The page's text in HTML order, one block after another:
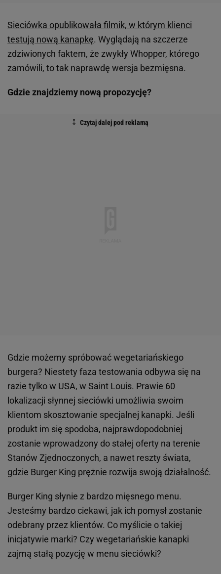
Sieciówka opublikowała filmik, w którym klienci
testują nową kanapkę. Wyglądają na szczerze
zdziwionych faktem, że zwykły Whopper, którego
zamówili, to tak naprawdę wersja bezmięsna.
Gdzie znajdziemy nową propozycję?
Gdzie możemy spróbować wegetariańskiego
burgera? Niestety faza testowania odbywa się na
razie tylko w USA, w Saint Louis. Prawie 60
lokalizacji słynnej sieciówki umożliwia swoim
klientom skosztowanie specjalnej kanapki. Jeśli
produkt im się spodoba, najprawdopodobniej
zostanie wprowadzony do stałej oferty na terenie
Stanów Zjednoczonych, a nawet reszty świata,
gdzie Burger King prężnie rozwija swoją działalność.
Burger King słynie z bardzo mięsnego menu.
Jesteśmy bardzo ciekawi, jak ich pomysł zostanie
odebrany przez klientów. Co myślicie o takiej
inicjatywie marki? Czy wegetariańskie kanapki
zajmą stałą pozycję w menu sieciówki?